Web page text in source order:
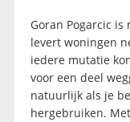
Goran Pogarcic
levert woningen
iedere mutatie
voor een deel
natuurlijk als je
hergebruiken.